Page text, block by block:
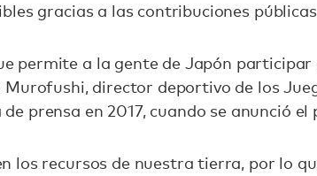
gracias a las contribuciones
permite a la gente de Japón
Murofushi, director deportivo de los
prensa en 2017, cuando se anunció
los recursos de nuestra tierra, por lo